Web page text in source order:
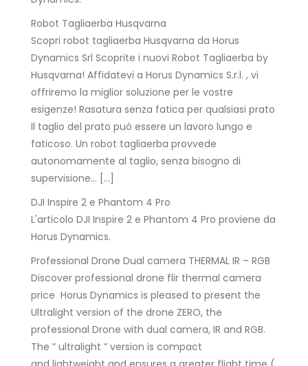
Robot Tagliaerba Husqvarna
Scopri robot tagliaerba Husqvarna da Horus
Dynamics Srl Scoprite i nuovi Robot Tagliaerba by
Husqvarna! Affidatevi a Horus Dynamics S.r.l. , vi
offriremo la miglior soluzione per le vostre
esigenze! Rasatura senza fatica per qualsiasi prato
Il taglio del prato può essere un lavoro lungo e
faticoso. Un robot tagliaerba provvede
autonomamente al taglio, senza bisogno di
supervisione… […]
DJI Inspire 2 e Phantom 4 Pro
L'articolo DJI Inspire 2 e Phantom 4 Pro proviene da
Horus Dynamics.
Professional Drone Dual camera THERMAL IR – RGB
Discover professional drone flir thermal camera
price Horus Dynamics is pleased to present the
Ultralight version of the drone ZERO, the
professional Drone with dual camera, IR and RGB.
The ” ultralight ” version is compact